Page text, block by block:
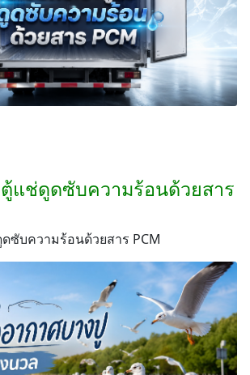
แช่ดูดซับความร้อนด้วยสาร
ซับความร้อนด้วยสาร PCM